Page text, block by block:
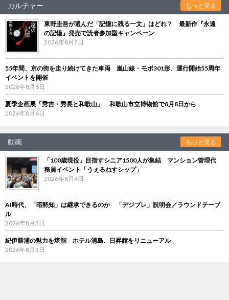
カルチャー もっと見る
東野圭吾が選んだ「記憶に残る一文」はどれ？ 最新作『永遠
の記憶』発売で読者参加型キャンペーン
2026年8月7日
55年間、京の街を走り続けてきた車両 嵐山線・モボ301形、運行開始55周年
イベントを開催
2026年8月6日
夏季企画展「秀吉・秀長と和歌山」 和歌山市立博物館で8月8日から
2026年8月6日
動画 もっと見る
「100歳現役」目指すシニア1500人が集結 マンション管理代
務員イベント「うぇるねすシップ」
2026年8月4日
AI時代、「暗黙知」は継承できるのか 「デジブレ」説明会／ラウンドテーブ
ル
2026年8月3日
紀伊勝浦の魅力を堪能 ホテル浦島、日昇館をリニューアル
2026年8月3日